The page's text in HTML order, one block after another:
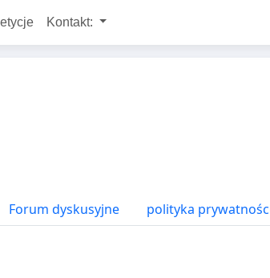
Kontakt:
Forum dyskusyjne polityka